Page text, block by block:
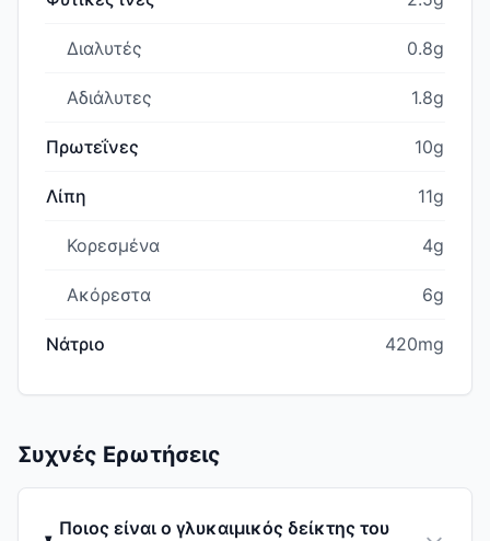
Διαλυτές 0.8g
Αδιάλυτες 1.8g
Πρωτεΐνες 10g
Λίπη 11g
Κορεσμένα 4g
Ακόρεστα 6g
Νάτριο 420mg
Συχνές Ερωτήσεις
Ποιος είναι ο γλυκαιμικός δείκτης του